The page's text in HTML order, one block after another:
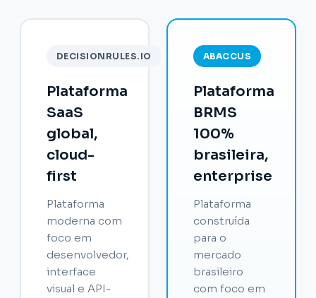
DECISIONRULES.IO
Plataforma
SaaS
global,
cloud-
first
Plataforma
moderna com
foco em
desenvolvedor,
interface
visual e API-
ABACCUS
Plataforma
BRMS
100%
brasileira,
enterprise
Plataforma
construída
para o
mercado
brasileiro
com foco em